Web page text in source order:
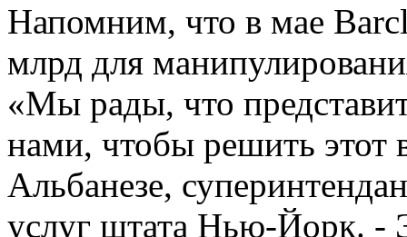
Напомним, что в мае
млрд для
«Мы рады, что
нами, чтобы решить этот
Альбанезе,
услуг штата Нью-Йорк. -